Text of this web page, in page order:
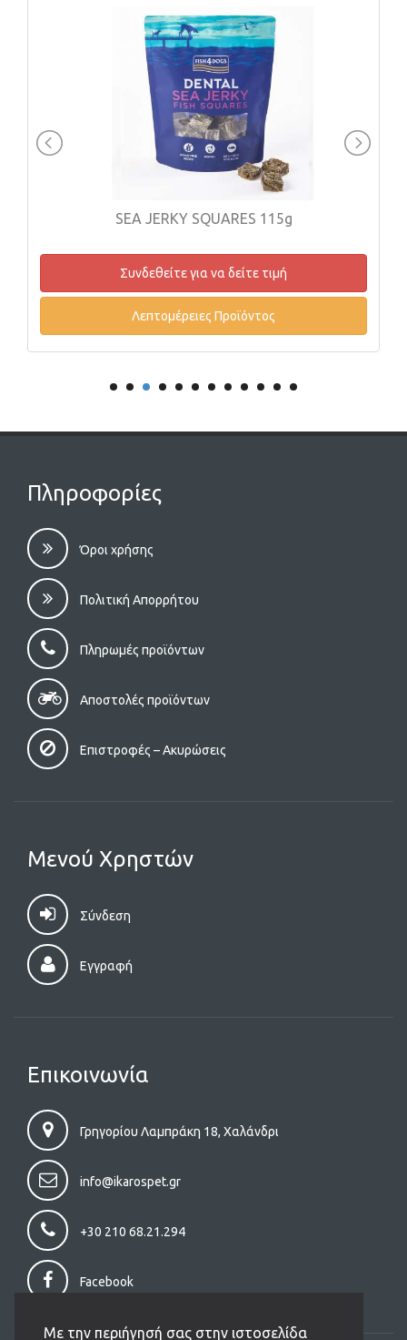
Με την περιήγησή σας στην ιστοσελίδα
SEA JERKY SQUARES 115g
Συνδεθείτε για να δείτε τιμή
Λεπτομέρειες Προϊόντος
Πληροφορίες
Όροι χρήσης
Πολιτική Απορρήτου
Πληρωμές προϊόντων
Αποστολές προϊόντων
Επιστροφές – Aκυρώσεις
Μενού Χρηστών
Σύνδεση
Εγγραφή
Επικοινωνία
Γρηγορίου Λαμπράκη 18, Χαλάνδρι
info@ikarospet.gr
+30 210 68.21.294
Facebook